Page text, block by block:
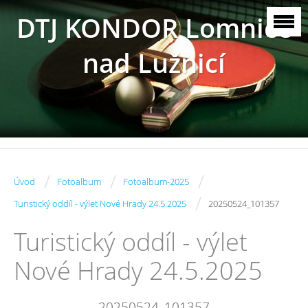
DTJ KONDOR Lomnice
nad Lužnicí
Úvod / Fotoalbum / Fotoalbum-2025 /
Turistický oddíl - výlet Nové Hrady 24.5.2025 / 20250524_101357
Turistický oddíl - výlet
Nové Hrady 24.5.2025